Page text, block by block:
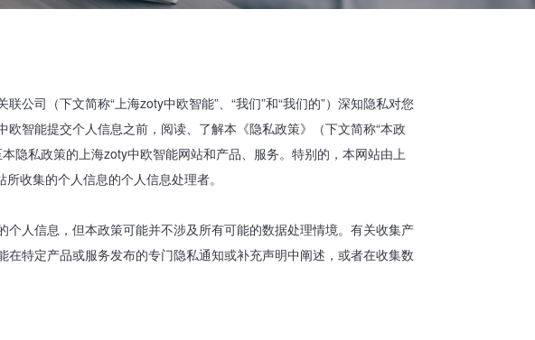
公司（下文简称“上海zoty中欧智能”、“我们”和“我们的”）深知隐私对您
智能提交个人信息之前，阅读、了解本《隐私政策》（下文简称“本政
隐私政策的上海zoty中欧智能网站和产品、服务。特别的，本网站由上
收集的个人信息的个人信息处理者。
人信息，但本政策可能并不涉及所有可能的数据处理情境。有关收集产
特定产品或服务发布的专门隐私通知或补充声明中阐述，或者在收集数